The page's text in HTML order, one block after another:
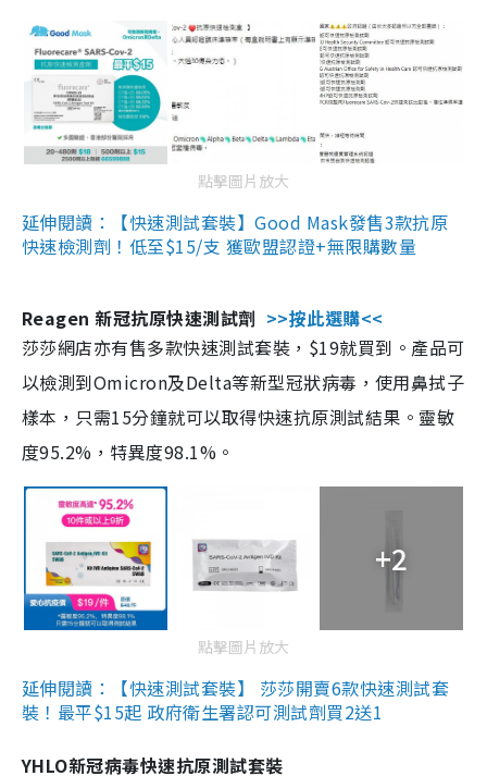
點擊圖片放大
延伸閱讀：【快速測試套裝】Good Mask發售3款抗原
快速檢測劑！低至$15/支 獲歐盟認證+無限購數量
Reagen 新冠抗原快速測試劑 >>按此選購<<
莎莎網店亦有售多款快速測試套裝，$19就買到。產品可
以檢測到Omicron及Delta等新型冠狀病毒，使用鼻拭子
樣本，只需15分鐘就可以取得快速抗原測試結果。靈敏
度95.2%，特異度98.1%。
+2
點擊圖片放大
延伸閱讀：【快速測試套裝】 莎莎開賣6款快速測試套
裝！最平$15起 政府衛生署認可測試劑買2送1
YHLO新冠病毒快速抗原測試套裝